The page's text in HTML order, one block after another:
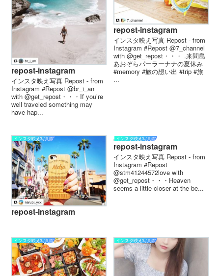
repost-instagram
インスタ映え写真 Repost - from
Instagram #Repost @br_i_an
with @get_repost・・・If you’re
well traveled something may
have hap...
repost-instagram
インスタ映え写真 Repost - from
Instagram #Repost @7_channel
with @get_repost・・・ .来間島
あおぞらパーラーナナの夏休み
#memory #旅の想い出 #trip #旅
...
インスタ映え写真館
repost-instagram
インスタ映え写真館
repost-instagram
インスタ映え写真 Repost - from
Instagram #Repost
@stm41244572love with
@get_repost・・・Heaven
seems a little closer at the be...
インスタ映え写真館 インスタ映え写真館